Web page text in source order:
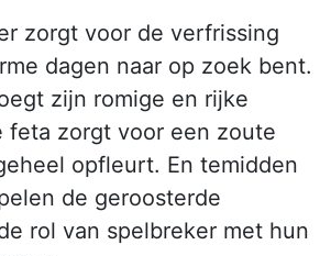
zorgt voor de verfrissing
dagen naar op zoek bent.
zijn romige en rijke
feta zorgt voor een zoute
opfleurt. En temidden
de geroosterde
rol van spelbreker met hun